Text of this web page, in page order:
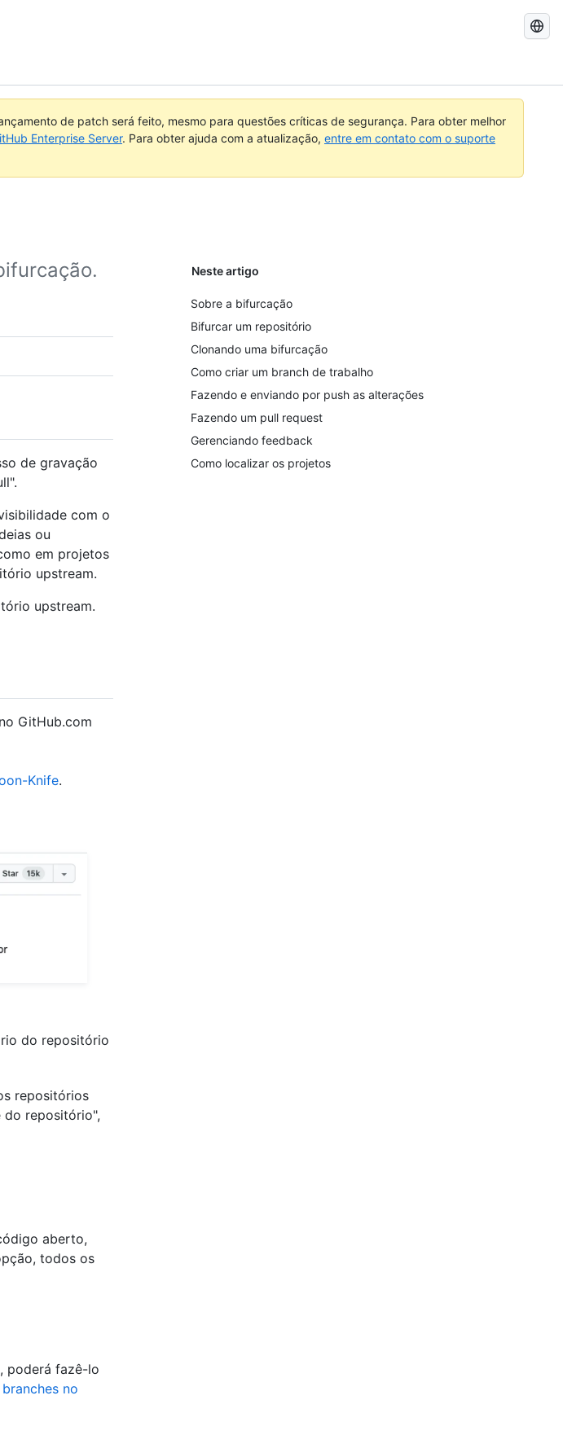
Pesquisar
de patch será feito, mesmo para questões críticas de segurança. Para obter melhor
Enterprise Server. Para obter ajuda com a atualização, entre em contato com o suporte
Neste artigo
Sobre a bifurcação
Bifurcar um repositório
Clonando uma bifurcação
Como criar um branch de trabalho
Fazendo e enviando por push as alterações
Fazendo um pull request
Gerenciando feedback
Como localizar os projetos
de gravação
com o
ou
em projetos
upstream.
upstream.
GitHub.com
Knife.
do repositório
repositórios
do repositório",
aberto,
todos os
poderá fazê-lo
no